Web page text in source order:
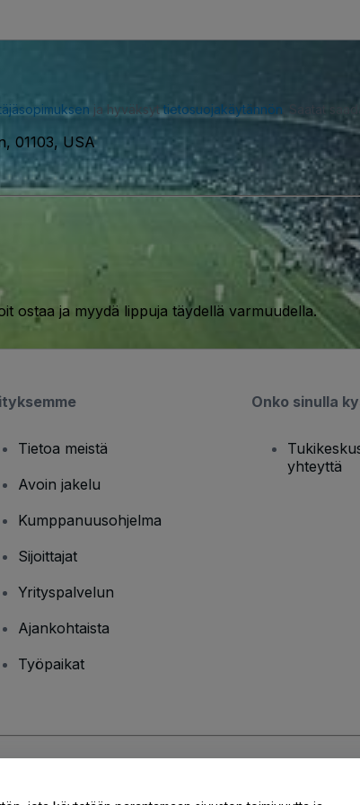
ja hyväksyttietosuojakäytännön . Saatat
01103, USA
ostaa ja myydä lippuja täydellä varmuudella.
Tietoa meistä
Avoin jakelu
Kumppanuusohjelma
Sijoittajat
Yrityspalvelun
Ajankohtaista
Työpaikat
Onko sinulla
yhteyttä